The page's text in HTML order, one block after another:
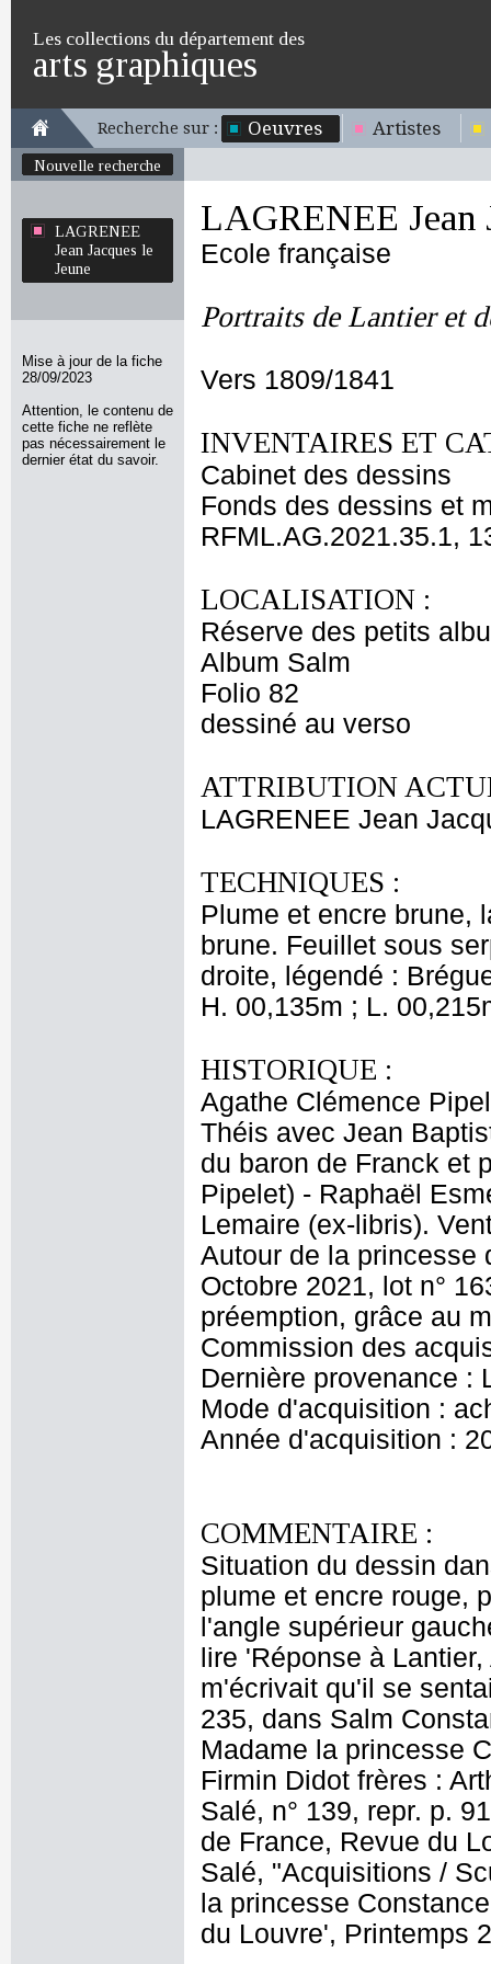
Les collections du département des
arts graphiques
Recherche sur : Oeuvres Artistes
Nouvelle recherche
LAGRENEE
Jean Jacques le
Jeune
Mise à jour de la fiche
28/09/2023
Attention, le contenu de
cette fiche ne reflète
pas nécessairement le
dernier état du savoir.
LAGRENEE Jean
Ecole française
Portraits de Lantier et
Vers 1809/1841
INVENTAIRES ET
Cabinet des dessins
Fonds des dessins et
RFML.AG.2021.35.1,
LOCALISATION :
Réserve des petits
Album Salm
Folio 82
dessiné au verso
ATTRIBUTION
LAGRENEE Jean
TECHNIQUES :
Plume et encre brune,
brune. Feuillet sous
droite, légendé :
H. 00,135m ; L.
HISTORIQUE :
Agathe Clémence
Théis avec Jean
du baron de Franck et
Pipelet) - Raphaël
Lemaire (ex-libris).
Autour de la princesse
Octobre 2021, lot n°
préemption, grâce au
Commission des
Dernière provenance :
Mode d'acquisition :
Année d'acquisition :
COMMENTAIRE :
Situation du dessin
plume et encre rouge,
l'angle supérieur
lire 'Réponse à
m'écrivait qu'il se
235, dans Salm
Madame la princesse
Firmin Didot frères :
Salé, n° 139, repr. p.
de France, Revue du
Salé, "Acquisitions /
la princesse
du Louvre', Printemps